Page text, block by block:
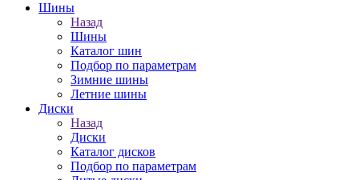
Шины
Назад
Шины
Каталог шин
Подбор по параметрам
Зимние шины
Летние шины
Диски
Назад
Диски
Каталог дисков
Подбор по параметрам